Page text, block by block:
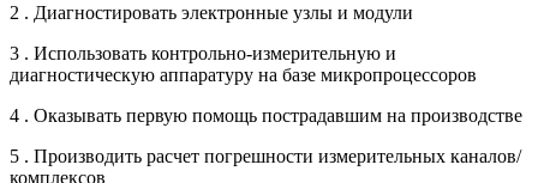
2 . Диагностировать электронные узлы и модули
3 . Использовать контрольно-измерительную и
диагностическую аппаратуру на базе микропроцессоров
4 . Оказывать первую помощь пострадавшим на производстве
5 . Производить расчет погрешности измерительных каналов/
комплексов